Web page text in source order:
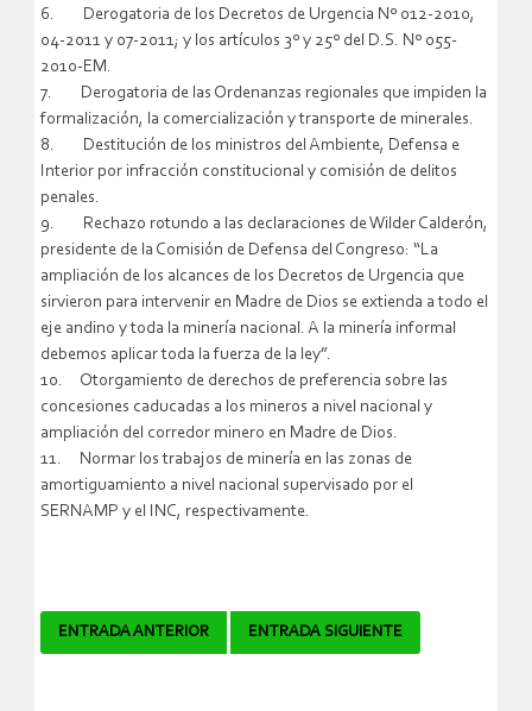
6. Derogatoria de los Decretos de Urgencia Nº 012-2010,
04-2011 y 07-2011; y los artículos 3º y 25º del D.S. Nº 055-
2010-EM.
7. Derogatoria de las Ordenanzas regionales que impiden la
formalización, la comercialización y transporte de minerales.
8. Destitución de los ministros del Ambiente, Defensa e
Interior por infracción constitucional y comisión de delitos
penales.
9. Rechazo rotundo a las declaraciones de Wilder Calderón,
presidente de la Comisión de Defensa del Congreso: “La
ampliación de los alcances de los Decretos de Urgencia que
sirvieron para intervenir en Madre de Dios se extienda a todo el
eje andino y toda la minería nacional. A la minería informal
debemos aplicar toda la fuerza de la ley”.
10. Otorgamiento de derechos de preferencia sobre las
concesiones caducadas a los mineros a nivel nacional y
ampliación del corredor minero en Madre de Dios.
11. Normar los trabajos de minería en las zonas de
amortiguamiento a nivel nacional supervisado por el
SERNAMP y el INC, respectivamente.
Navegador
ENTRADA ANTERIOR ENTRADA SIGUIENTE